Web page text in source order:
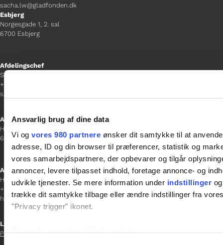
Ansvarlig brug af dine data
Vi og vores 980 partnere ønsker dit samtykke til at
adresse, ID og din browser til præferencer, statistik og
vores samarbejdspartnere, der opbevarer og tilgår
annoncer, levere tilpasset indhold, foretage annonce- og
udvikle tjenester. Se mere information under indstillinger
trække dit samtykke tilbage eller ændre indstillinger fra
"Privacy trigger" ikonet.
sacha.lw@gladfonden.dk
Esbjerg
Norgesgade 1, 2. sal
6700 Esbjerg
Afdelingschef
Sanne Hansen
+45 23 69 19 35
sanne.h@gladfonden.dk
Aabenraa
H P Hanssens Gade 23, 2.
6200 Aabenraa
Afdelingschef
Helene Teichert
+45 29 37 32 41
helene.t@gladfonden.dk
Links
Persondatapolitik